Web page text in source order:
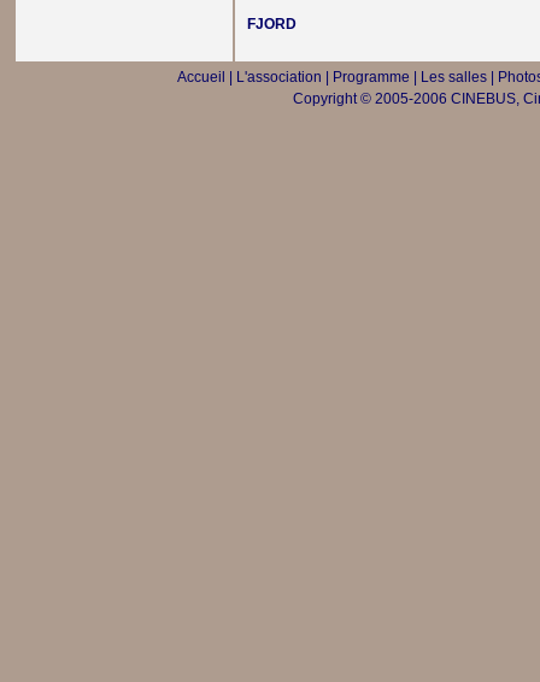
FJORD
Accueil L'association Programme Les salles|
Copyright © 2005-2006 CINEBUS,